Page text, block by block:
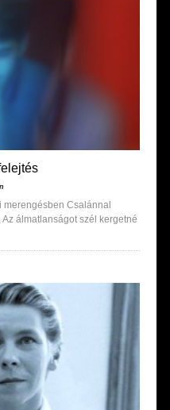
merengésben Csalánnal
álmatlanságot szél kergetné